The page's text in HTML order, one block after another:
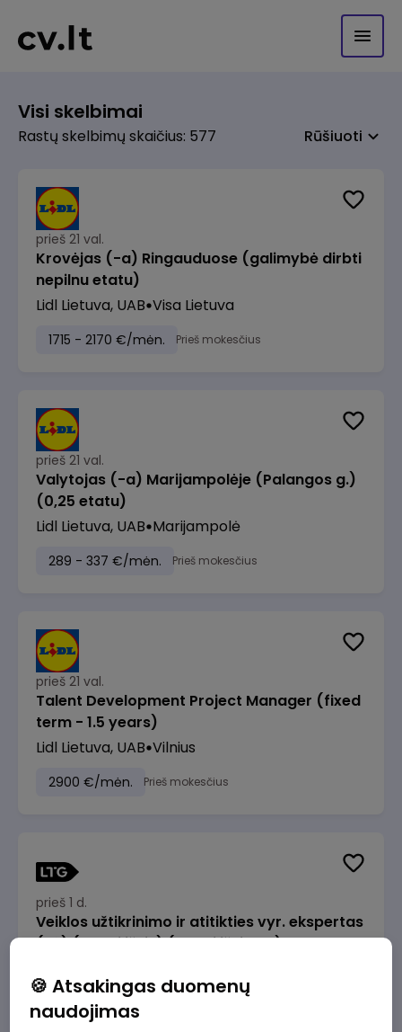
Visi skelbimai
Rastų skelbimų skaičius: 577 Rūšiuoti
prieš 21 val.
Krovėjas (-a) Ringauduose (galimybė dirbti
nepilnu etatu)
Lidl Lietuva, UAB Visa Lietuva
1715 - 2170 €/mėn. Prieš mokesčius
prieš 21 val.
Valytojas (-a) Marijampolėje (Palangos g.)
(0,25 etatu)
Lidl Lietuva, UAB Marijampolė
289 - 337 €/mėn. Prieš mokesčius
prieš 21 val.
Talent Development Project Manager (fixed
term - 1.5 years)
Lidl Lietuva, UAB Vilnius
2900 €/mėn. Prieš mokesčius
prieš 1 d.
Veiklos užtikrinimo ir atitikties vyr. ekspertas
(-ė) (Radviliškis) (Radviliškis, LT)
2610 - 3910 €/mėn.
🍪 Atsakingas duomenų
naudojimas